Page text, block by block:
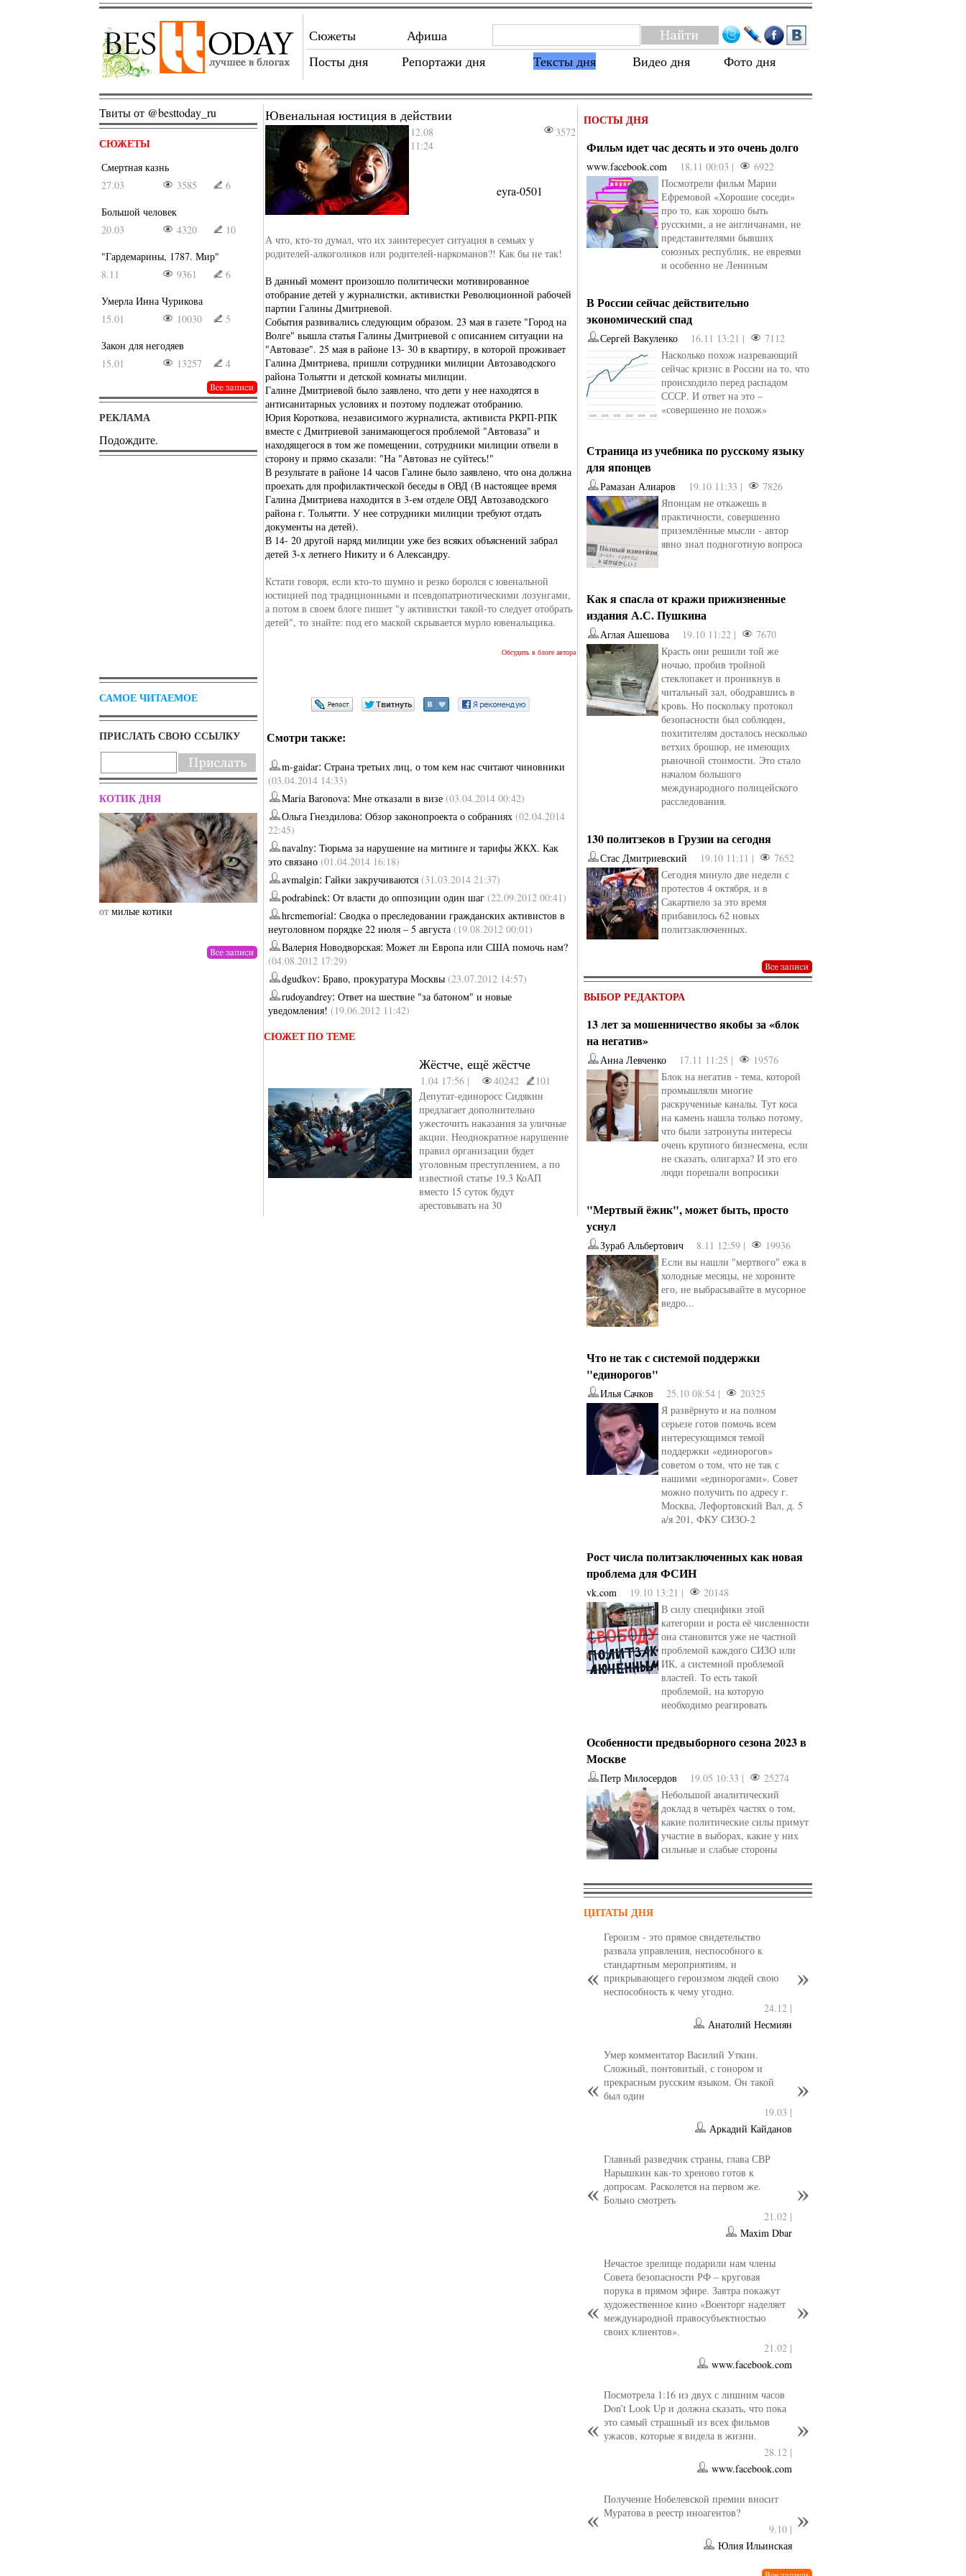
Сюжеты
Афиша
Посты дня
Репортажи дня Тексты дня Видео дня Фото дня
Твиты от @besttoday_ru
СЮЖЕТЫ
Смертная казнь
27.03
3585
6
Большой человек
20.03
4320
10
"Гардемарины, 1787. Мир"
8.11
9361
6
Умерла Инна Чурикова
15.01
10030
5
Закон для негодяев
15.01
13257 4
РЕКЛАМА
Подождите.
САМОЕ ЧИТАЕМОЕ
ПРИСЛАТЬ СВОЮ ССЫЛКУ
КОТИК ДНЯ
отмилые котики drunktwi отНаталья Верхова Ирина Иновели от kotyaravesel
Ювенальная юстиция в действии
12.08
11:24
3572
eyra-0501
А что, кто-то думал, что их заинтересует ситуация в семьях у
родителей-алкоголиков или родителей-наркоманов?! Как бы не так!
В данный момент произошло политически мотивированное
отобрание детей у журналистки, активистки Революционной рабочей
партии Галины Дмитриевой.
События развивались следующим образом. 23 мая в газете "Город на
Волге" вышла статья Галины Дмитриевой с описанием ситуации на
"Автовазе". 25 мая в районе 13- 30 в квартиру, в которой проживает
Галина Дмитриева, пришли сотрудники милиции Автозаводского
района Тольятти и детской комнаты милиции.
Галине Дмитриевой было заявлено, что дети у нее находятся в
антисанитарных условиях и поэтому подлежат отобранию.
Юрия Короткова, независимого журналиста, активиста РКРП-РПК
вместе с Дмитриевой занимающегося проблемой "Автоваза" и
находящегося в том же помещении, сотрудники милиции отвели в
сторону и прямо сказали: "На "Автоваз не суйтесь!"
В результате в районе 14 часов Галине было заявлено, что она должна
проехать для профилактической беседы в ОВД (В настоящее время
Галина Дмитриева находится в 3-ем отделе ОВД Автозаводского
района г. Тольятти. У нее сотрудники милиции требуют отдать
документы на детей).
В 14- 20 другой наряд милиции уже без всяких объяснений забрал
детей 3-х летнего Никиту и 6 Александру.
Кстати говоря, если кто-то шумно и резко боролся с ювенальной
юстицией под традиционными и псевдопатриотическими лозунгами,
а потом в своем блоге пишет "у активистки такой-то следует отобрать
детей", то знайте: под его маской скрывается мурло ювенальщика.
Обсудить в блоге автора
Смотри также:
m-gaidar:Страна третьих лиц, о том кем нас считают чиновники
(03.04.2014 14:33)
Maria Baronova:Мне отказали в визе(03.04.2014 00:42)
Ольга Гнездилова:Обзор законопроекта о собраниях(02.04.2014
22:45)
navalny:Тюрьма за нарушение на митинге и тарифы ЖКХ. Как
это связано(01.04.2014 16:18)
avmalgin:Гайки закручиваются(31.03.2014 21:37)
podrabinek:От власти до оппозиции один шаг(22.09.2012 00:41)
hrcmemorial:Сводка о преследовании гражданских активистов в
неуголовном порядке 22 июля – 5 августа(19.08.2012 00:01)
Валерия Новодворская:Может ли Европа или США помочь нам?
(04.08.2012 17:29)
dgudkov:Браво, прокуратура Москвы(23.07.2012 14:57)
rudoyandrey:Ответ на шествие "за батоном" и новые
уведомления!(19.06.2012 11:42)
СЮЖЕТ ПО ТЕМЕ
Жёстче, ещё жёстче
1.04 17:56 | 40242
101
Депутат-единоросс Сидякин
предлагает дополнительно
ужесточить наказания за уличные
акции. Неоднократное нарушение
правил организации будет
уголовным преступлением, а по
известной статье 19.3 КоАП
вместо 15 суток будут
арестовывать на 30
ПОСТЫ ДНЯ
Фильм идет час десять и это очень долго
www.facebook.com 18.11 00:03 |
6922
Посмотрели фильм Марии
Ефремовой «Хорошие соседи»
про то, как хорошо быть
русскими, а не англичанами, не
представителями бывших
союзных республик, не евреями
и особенно не Лениным
В России сейчас действительно
экономический спад
Сергей Вакуленко 16.11 13:21 |
7112
Насколько похож назревающий
сейчас кризис в России на то, что
происходило перед распадом
СССР. И ответ на это –
«совершенно не похож»
Страница из учебника по русскому языку
для японцев
Рамазан Алиаров 19.10 11:33 |
7826
Японцам не откажешь в
практичности, совершенно
приземлённые мысли - автор
явно знал подноготную вопроса
Как я спасла от кражи прижизненные
издания А.С. Пушкина
Аглая Ашешова 19.10 11:22 |
7670
Красть они решили той же
ночью, пробив тройной
стеклопакет и проникнув в
читальный зал, ободравшись в
кровь. Но поскольку протокол
безопасности был соблюден,
похитителям досталось несколько
ветхих брошюр, не имеющих
рыночной стоимости. Это стало
началом большого
международного полицейского
расследования.
130 политзеков в Грузии на сегодня
Стас Дмитриевский 19.10 11:11 |
7652
Сегодня минуло две недели с
протестов 4 октября, и в
Сакартвело за это время
прибавилось 62 новых
политзаключенных.
ВЫБОР РЕДАКТОРА
13 лет за мошенничество якобы за «блок
на негатив»
Анна Левченко 17.11 11:25 |
19576
Блок на негатив - тема, которой
промышляли многие
раскрученные каналы. Тут коса
на камень нашла только потому,
что были затронуты интересы
очень крупного бизнесмена, если
не сказать, олигарха? И это его
люди порешали вопросики
"Мертвый ёжик", может быть, просто
уснул
Зураб Альбертович 8.11 12:59 |
19936
Если вы нашли "мертвого" ежа в
холодные месяцы, не хороните
его, не выбрасывайте в мусорное
ведро...
Что не так с системой поддержки
"единорогов"
Илья Сачков 25.10 08:54 |
20325
Я развёрнуто и на полном
серьезе готов помочь всем
интересующимся темой
поддержки «единорогов»
советом о том, что не так с
нашими «единорогами». Совет
можно получить по адресу г.
Москва, Лефортовский Вал, д. 5
а/я 201, ФКУ СИЗО-2
Рост числа политзаключенных как новая
проблема для ФСИН
vk.com 19.10 13:21 |
20148
В силу специфики этой
категории и роста её численности
она становится уже не частной
проблемой каждого СИЗО или
ИК, а системной проблемой
властей. То есть такой
проблемой, на которую
необходимо реагировать
Особенности предвыборного сезона 2023 в
Москве
Петр Милосердов 19.05 10:33 |
25274
Небольшой аналитический
доклад в четырёх частях о том,
какие политические силы примут
участие в выборах, какие у них
сильные и слабые стороны
ЦИТАТЫ ДНЯ
Героизм - это прямое свидетельство
развала управления, неспособного к
стандартным мероприятиям, и
прикрывающего героизмом людей свою
неспособность к чему угодно.
24.12 |
Анатолий Несмиян
Умер комментатор Василий Уткин.
Сложный, понтовитый, с гонором и
прекрасным русским языком. Он такой
был один
19.03 |
Аркадий Кайданов
Главный разведчик страны, глава СВР
Нарышкин как-то хреново готов к
допросам. Расколется на первом же.
Больно смотреть
21.02 |
Maxim Dbar
Нечастое зрелище подарили нам члены
Совета безопасности РФ – круговая
порука в прямом эфире. Завтра покажут
художественное кино «Военторг наделяет
международной правосубъектностью
своих клиентов».
21.02 |
www.facebook.com
Посмотрела 1:16 из двух с лишним часов
Don’t Look Up и должна сказать, что пока
это самый страшный из всех фильмов
ужасов, которые я видела в жизни.
28.12 |
www.facebook.com
Получение Нобелевской премии вносит
Муратова в реестр иноагентов?
9.10 |
Юлия Ильинская